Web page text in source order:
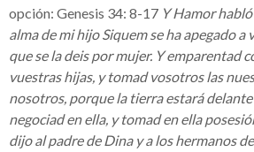
opción: Genesis 34: 8-17 Y Hamor
alma de mi hijo Siquem se ha apegado a
que se la deis por mujer. Y emparentad
vuestras hijas, y tomad vosotros las
nosotros, porque la tierra estará
negociad en ella, y tomad en ella
dijo al padre de Dina y a los hermanos